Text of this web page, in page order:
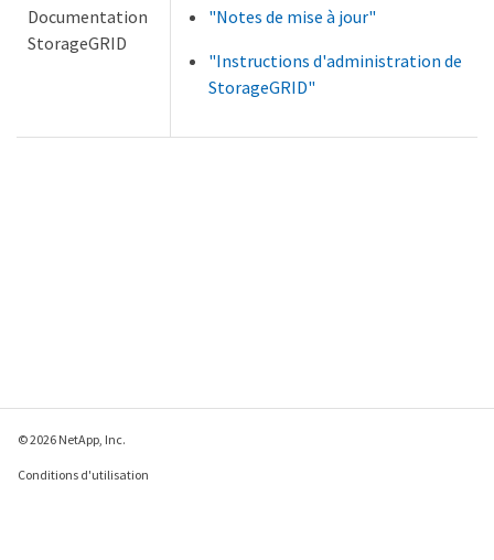
Documentation
StorageGRID
"Notes de mise à jour"
"Instructions d'administration de
StorageGRID"
© 2026 NetApp, Inc.
Conditions d'utilisation